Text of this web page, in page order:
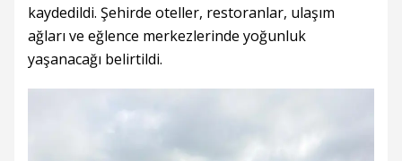
kaydedildi. Şehirde oteller, restoranlar, ulaşım
ağları ve eğlence merkezlerinde yoğunluk
yaşanacağı belirtildi.